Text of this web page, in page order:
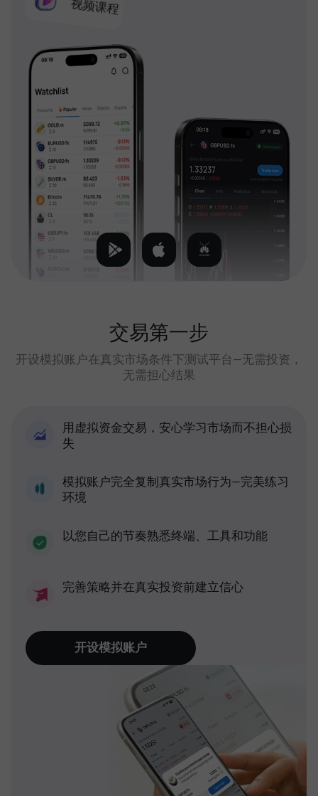
视频课程
交易第一步
开设模拟账户在真实市场条件下测试平台—无需投资，
无需担心结果
用虚拟资金交易，安心学习市场而不担心损
失
模拟账户完全复制真实市场行为—完美练习
环境
以您自己的节奏熟悉终端、工具和功能
完善策略并在真实投资前建立信心
开设模拟账户